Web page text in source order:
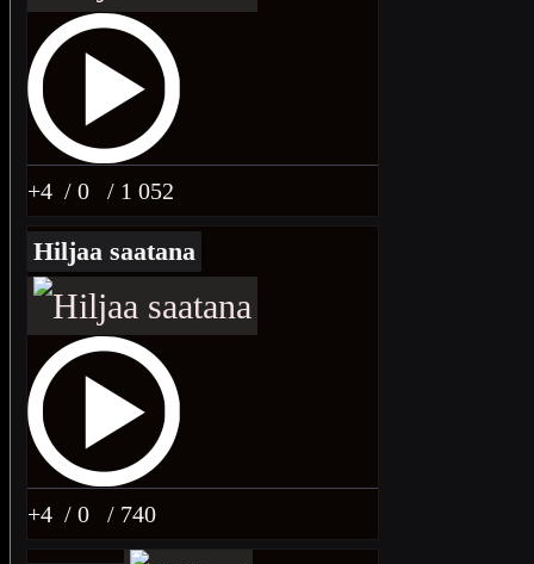
+4 / 0 / 1 052
Hiljaa saatana
+4 / 0 / 740